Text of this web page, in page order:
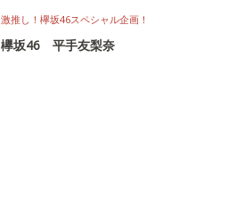
激推し！欅坂46スペシャル企画！
欅坂46 平手友梨奈